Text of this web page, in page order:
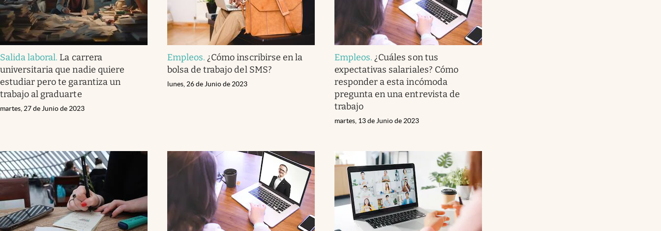
Salida laboral. La carrera
universitaria que nadie quiere
estudiar pero te garantiza un
trabajo al graduarte
martes, 27 de Junio de 2023
Empleos. ¿Cómo inscribirse en la
bolsa de trabajo del SMS?
lunes, 26 de Junio de 2023
Empleos. ¿Cuáles son tus
expectativas salariales? Cómo
responder a esta incómoda
pregunta en una entrevista de
trabajo
martes, 13 de Junio de 2023